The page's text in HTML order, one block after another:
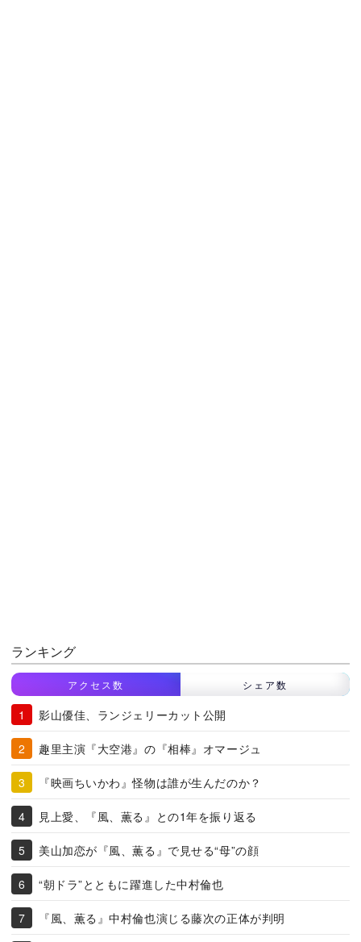
ランキング
アクセス数 シェア数
影山優佳、ランジェリーカット公開
趣里主演『大空港』の『相棒』オマージュ
『映画ちいかわ』怪物は誰が生んだのか？
見上愛、『風、薫る』との1年を振り返る
美山加恋が『風、薫る』で見せる“母”の顔
“朝ドラ”とともに躍進した中村倫也
『風、薫る』中村倫也演じる藤次の正体が判明